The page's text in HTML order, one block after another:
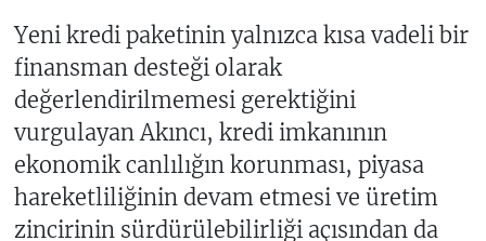
Yeni kredi paketinin yalnızca kısa vadeli bir
finansman desteği olarak
değerlendirilmemesi gerektiğini
vurgulayan Akıncı, kredi imkanının
ekonomik canlılığın korunması, piyasa
hareketliliğinin devam etmesi ve üretim
zincirinin sürdürülebilirliği açısından da